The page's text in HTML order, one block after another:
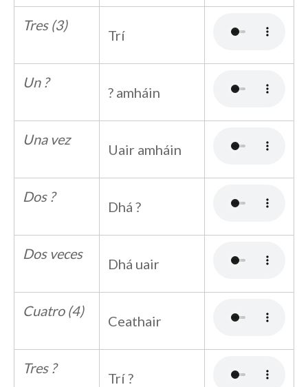
Tres (3)
Trí
Un ?
? amháin
Una vez
Uair amháin
Dos ?
Dhá ?
Dos veces
Dhá uair
Cuatro (4)
Ceathair
Tres ?
Trí ?